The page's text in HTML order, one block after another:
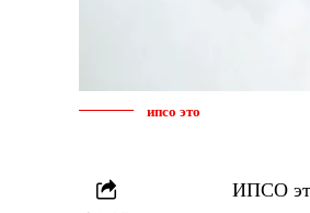
ипсо это
ИПСО